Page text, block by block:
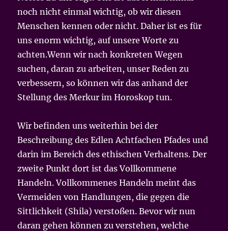
noch nicht einmal wichtig, ob wir diesen
Menschen kennen oder nicht. Daher ist es für
uns enorm wichtig, auf unsere Worte zu
achten.Wenn wir nach konkreten Wegen
suchen, daran zu arbeiten, unser Reden zu
verbessern, so können wir das anhand der
Stellung des Merkur im Horoskop tun.
Wir befinden uns weiterhin bei der
Beschreibung des Edlen Achtfachen Pfades und
darin im Bereich des ethischen Verhaltens. Der
zweite Punkt dort ist das Vollkommene
Handeln. Vollkommenes Handeln meint das
Vermeiden von Handlungen, die gegen die
Sittlichkeit (Shila) verstoßen. Bevor wir nun
daran gehen können zu verstehen, welche